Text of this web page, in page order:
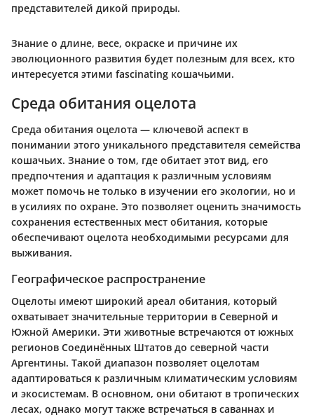
представителей дикой природы.
Знание о длине, весе, окраске и причине их
эволюционного развития будет полезным для всех, кто
интересуется этими fascinating кошачьими.
Среда обитания оцелота
Среда обитания оцелота — ключевой аспект в
понимании этого уникального представителя семейства
кошачьих. Знание о том, где обитает этот вид, его
предпочтения и адаптация к различным условиям
может помочь не только в изучении его экологии, но и
в усилиях по охране. Это позволяет оценить значимость
сохранения естественных мест обитания, которые
обеспечивают оцелота необходимыми ресурсами для
выживания.
Географическое распространение
Оцелоты имеют широкий ареал обитания, который
охватывает значительные территории в Северной и
Южной Америки. Эти животные встречаются от южных
регионов Соединённых Штатов до северной части
Аргентины. Такой диапазон позволяет оцелотам
адаптироваться к различным климатическим условиям
и экосистемам. В основном, они обитают в тропических
лесах, однако могут также встречаться в саваннах и